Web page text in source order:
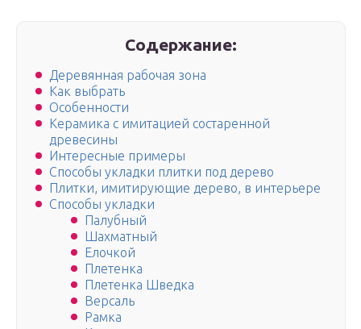
Содержание:
Деревянная рабочая зона
Как выбрать
Особенности
Керамика с имитацией состаренной
древесины
Интересные примеры
Способы укладки плитки под дерево
Плитки, имитирующие дерево, в интерьере
Способы укладки
Палубный
Шахматный
Елочкой
Плетенка
Плетенка Шведка
Версаль
Рамка